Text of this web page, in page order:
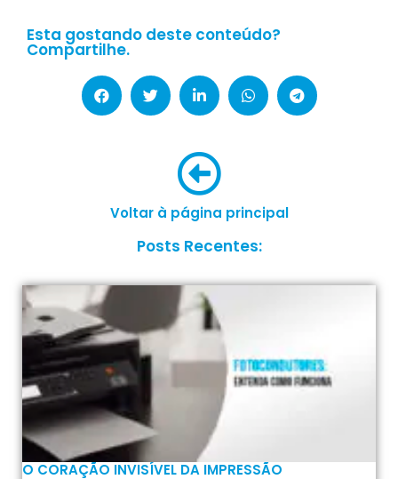
Esta gostando deste conteúdo?
Compartilhe.
Voltar à página principal
Posts Recentes:
O CORAÇÃO INVISÍVEL DA IMPRESSÃO